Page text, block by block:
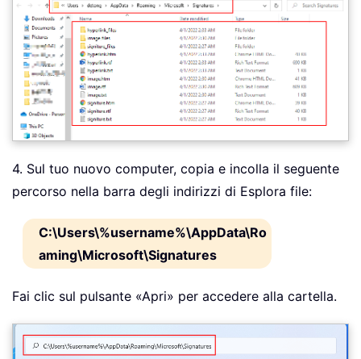
4. Sul tuo nuovo computer, copia e incolla il seguente
percorso nella barra degli indirizzi di Esplora file:
C:\Users\%username%\AppData\Ro
aming\Microsoft\Signatures
Fai clic sul pulsante «Apri» per accedere alla cartella.